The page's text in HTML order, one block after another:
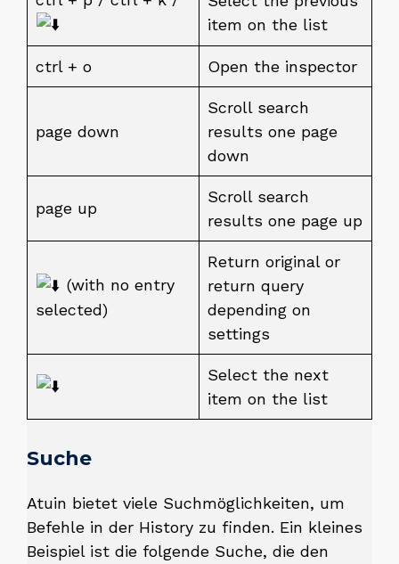
item on the list
ctrl + o Open the inspector
page down
Scroll search
results one page
down
page up
Scroll search
results one page up
(with no entry
selected)
Return original or
return query
depending on
settings
Select the next
item on the list
Suche
Atuin bietet viele Suchmöglichkeiten, um
Befehle in der History zu finden. Ein kleines
Beispiel ist die folgende Suche, die den